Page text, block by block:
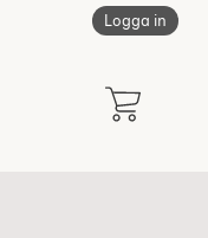
Logga in